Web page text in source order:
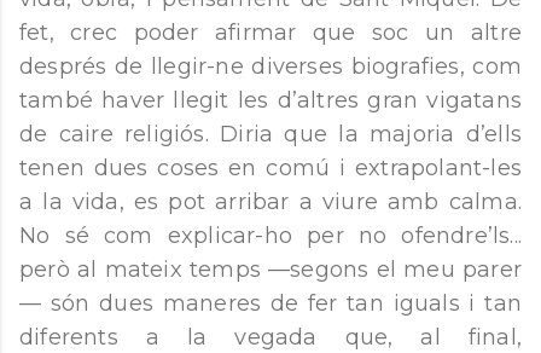
fet, crec poder afirmar que soc un altre
després de llegir-ne diverses biografies, com
també haver llegit les d’altres gran vigatans
de caire religiós. Diria que la majoria d’ells
tenen dues coses en comú i extrapolant-les
a la vida, es pot arribar a viure amb calma.
No sé com explicar-ho per no ofendre’ls...
però al mateix temps —segons el meu parer
— són dues maneres de fer tan iguals i tan
diferents a la vegada que, al final,